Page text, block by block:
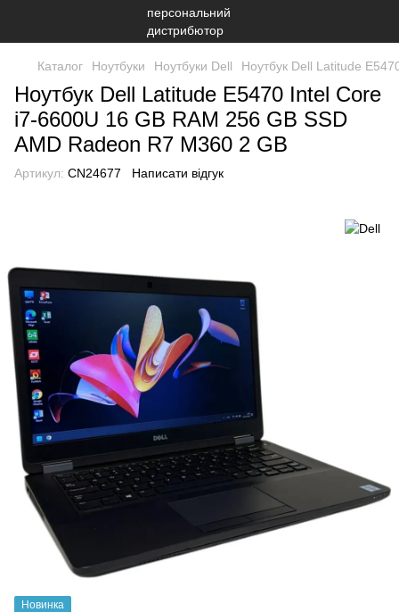
Каталог Ноутбуки Ноутбуки Dell Ноутбук Dell Latitude
Ноутбук Dell Latitude E5470 Intel Core
i7-6600U 16 GB RAM 256 GB SSD
AMD Radeon R7 M360 2 GB
Артикул: CN24677 Написати відгук
Новинка